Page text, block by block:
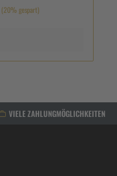
(20% gespart)
VIELE ZAHLUNGMÖGLICHKEITEN